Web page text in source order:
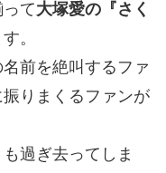
て大塚愛の『さく
。
前を絶叫するファ
りまくるファンが
過ぎ去ってしま